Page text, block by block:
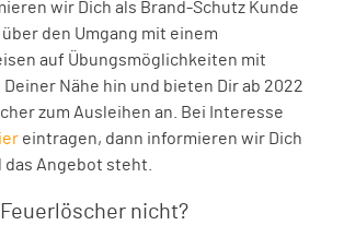
wir Dich als Brand-Schutz Kunde
den Umgang mit einem
auf Übungsmöglichkeiten mit
Nähe hin und bieten Dir ab 2022
zum Ausleihen an. Bei Interesse
eintragen, dann informieren wir Dich
das Angebot steht.
nicht?